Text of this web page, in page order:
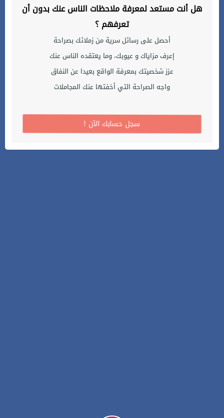
هل أنت مستعد لمعرفة ملاحظات الناس عنك بدون أن
تعرفهم ؟
أحصل على رسائل سرية من زملائك بصراحة
إعرف مزاياك و عيوبك، وما يعتقده الناس عنك
عزز شخصيتك بمعرفة الواقع بعيدا عن النفاق
واجه الصراحة التي أخفتها عنك المجاملات
! سجل حسابك الآن